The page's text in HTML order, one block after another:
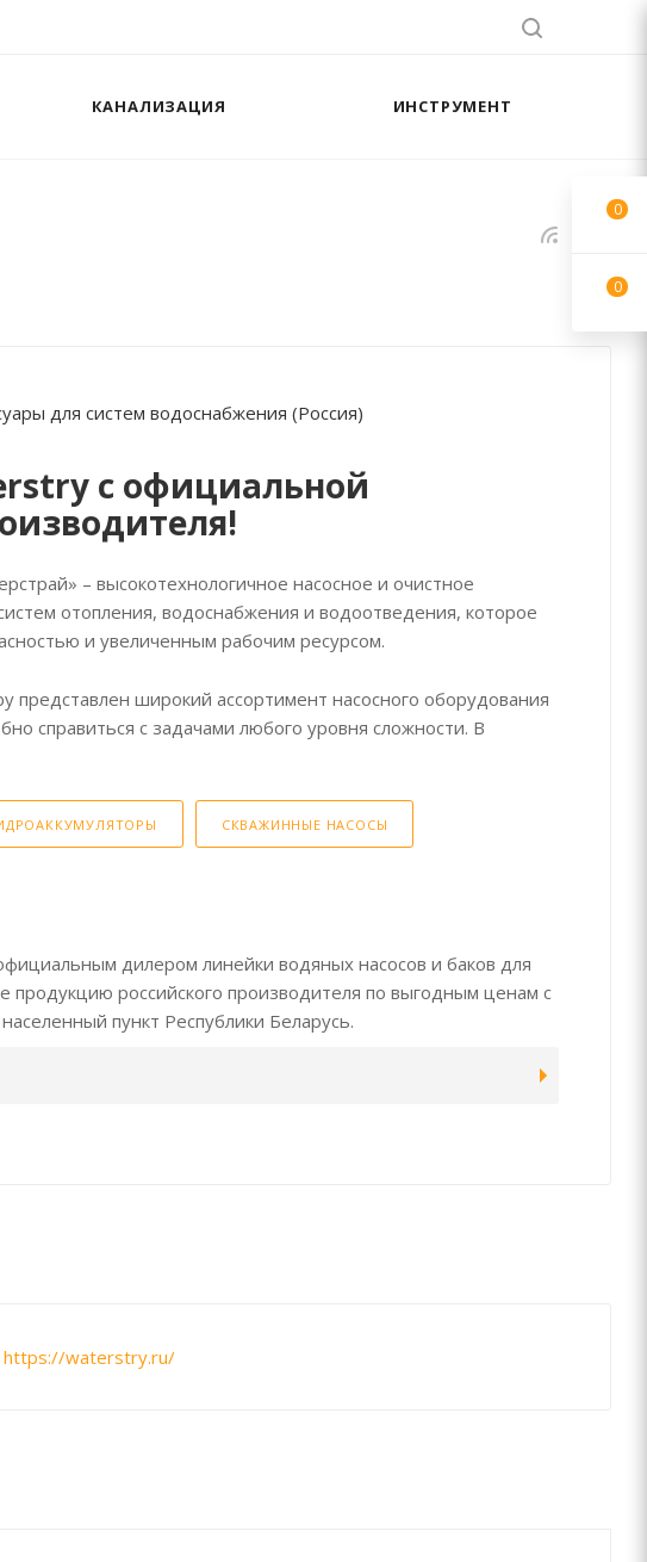
КАНАЛИЗАЦИЯ ИНСТРУМЕНТ
для систем водоснабжения (Россия)
с официальной
– высокотехнологичное насосное и очистное
отопления, водоснабжения и водоотведения, которое
и увеличенным рабочим ресурсом.
представлен широкий ассортимент насосного оборудования
справиться с задачами любого уровня сложности. В
СКВАЖИННЫЕ НАСОСЫ
дилером линейки водяных насосов и баков для
продукцию российского производителя по выгодным ценам с
пункт Республики Беларусь.
https://waterstry.ru/
0
0